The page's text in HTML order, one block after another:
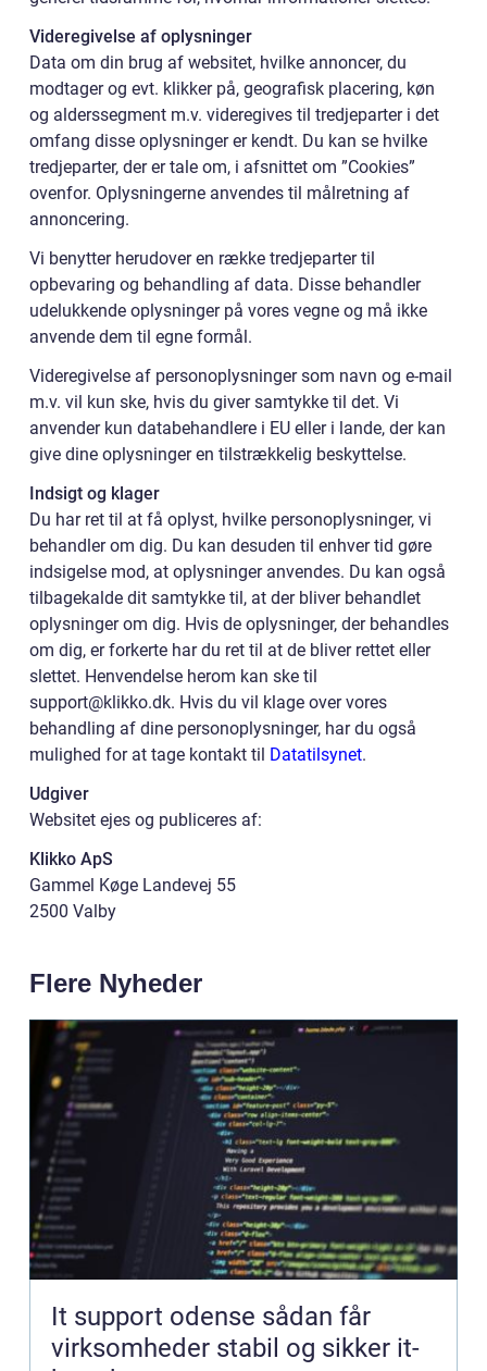
Videregivelse af oplysninger
Data om din brug af websitet, hvilke annoncer, du
modtager og evt. klikker på, geografisk placering, køn
og alderssegment m.v. videregives til tredjeparter i det
omfang disse oplysninger er kendt. Du kan se hvilke
tredjeparter, der er tale om, i afsnittet om ”Cookies”
ovenfor. Oplysningerne anvendes til målretning af
annoncering.
Vi benytter herudover en række tredjeparter til
opbevaring og behandling af data. Disse behandler
udelukkende oplysninger på vores vegne og må ikke
anvende dem til egne formål.
Videregivelse af personoplysninger som navn og e-mail
m.v. vil kun ske, hvis du giver samtykke til det. Vi
anvender kun databehandlere i EU eller i lande, der kan
give dine oplysninger en tilstrækkelig beskyttelse.
Indsigt og klager
Du har ret til at få oplyst, hvilke personoplysninger, vi
behandler om dig. Du kan desuden til enhver tid gøre
indsigelse mod, at oplysninger anvendes. Du kan også
tilbagekalde dit samtykke til, at der bliver behandlet
oplysninger om dig. Hvis de oplysninger, der behandles
om dig, er forkerte har du ret til at de bliver rettet eller
slettet. Henvendelse herom kan ske til
support@klikko.dk. Hvis du vil klage over vores
behandling af dine personoplysninger, har du også
mulighed for at tage kontakt til Datatilsynet.
Udgiver
Websitet ejes og publiceres af:
Klikko ApS
Gammel Køge Landevej 55
2500 Valby
Flere Nyheder
It support odense sådan får
virksomheder stabil og sikker it-